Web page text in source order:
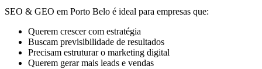
SEO & GEO em Porto Belo é ideal para empresas que:
Querem crescer com estratégia
Buscam previsibilidade de resultados
Precisam estruturar o marketing digital
Querem gerar mais leads e vendas